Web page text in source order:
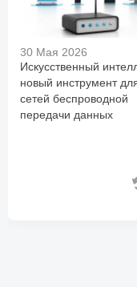
30 Мая 2026
Искусственный
новый инструмент
сетей беспроводной
передачи данных